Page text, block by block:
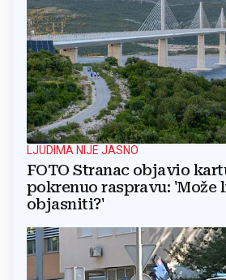
LJUDIMA NIJE JASNO
FOTO Stranac objavio
pokrenuo raspravu: 'Može
objasniti?'